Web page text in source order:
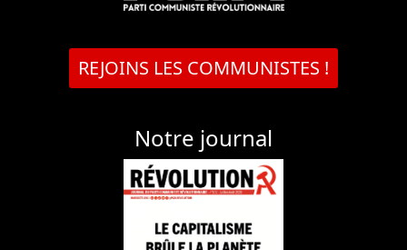
REJOINS LES COMMUNISTES !
Notre journal